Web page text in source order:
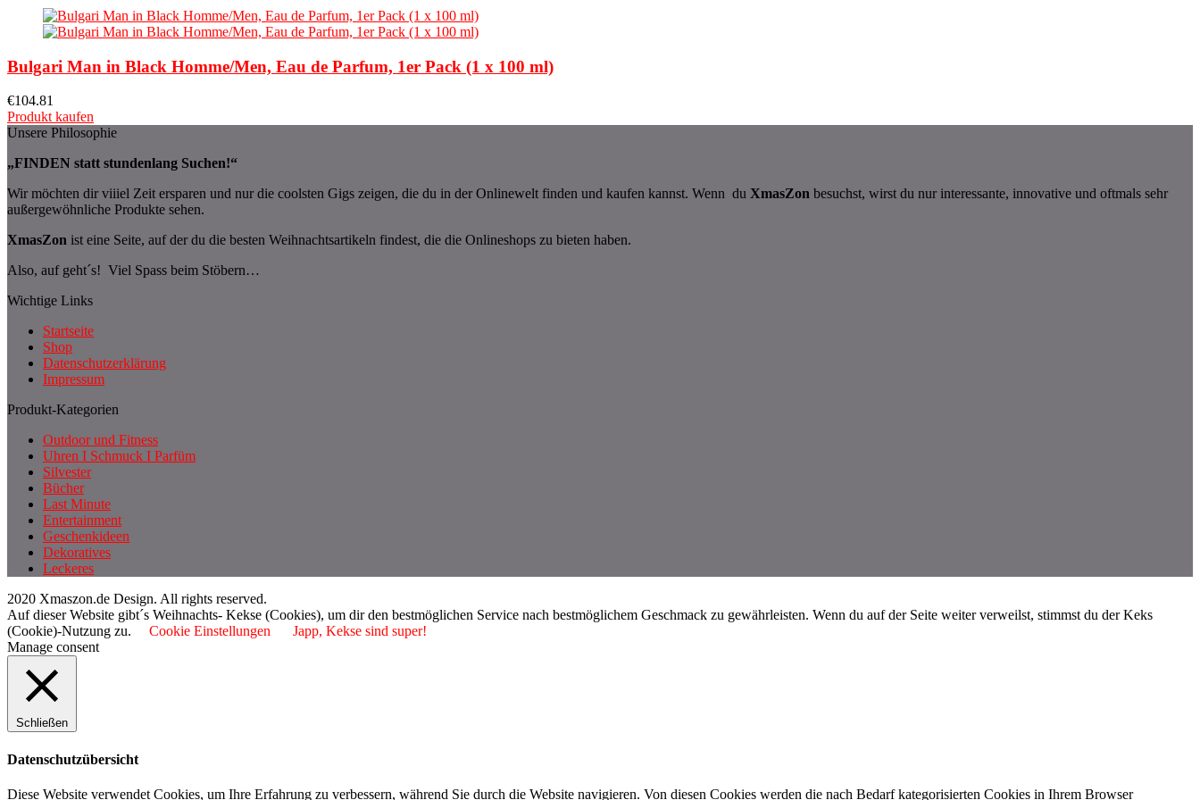
Bulgari Man in Black Homme/Men, Eau de Parfum, 1er Pack (1 x 100 ml)
€104.81
Produkt kaufen
Unsere Philosophie
„FINDEN statt stundenlang Suchen!“
Wir möchten dir viiiel Zeit ersparen und nur die coolsten Gigs zeigen, die du in der Onlinewelt finden und kaufen kannst. Wenn du XmasZon besuchst, wirst du nur interessante, innovative und oftmals sehr
außergewöhnliche Produkte sehen.
XmasZon ist eine Seite, auf der du die besten Weihnachtsartikeln findest, die die Onlineshops zu bieten haben.
Also, auf geht´s! Viel Spass beim Stöbern…
Wichtige Links
Startseite
Shop
Datenschutzerklärung
Impressum
Produkt-Kategorien
Outdoor und Fitness
Uhren I Schmuck I Parfüm
Silvester
Bücher
Last Minute
Entertainment
Geschenkideen
Dekoratives
Leckeres
2020 Xmaszon.de Design. All rights reserved.
Auf dieser Website gibt´s Weihnachts- Kekse (Cookies), um dir den bestmöglichen Service nach bestmöglichem Geschmack zu gewährleisten. Wenn du auf der Seite weiter verweilst, stimmst du der Keks
(Cookie)-Nutzung zu.
Cookie Einstellungen
Japp, Kekse sind super!
Manage consent
Schließen
Datenschutzübersicht
Diese Website verwendet Cookies, um Ihre Erfahrung zu verbessern, während Sie durch die Website navigieren. Von diesen Cookies werden die nach Bedarf kategorisierten Cookies in Ihrem Browser